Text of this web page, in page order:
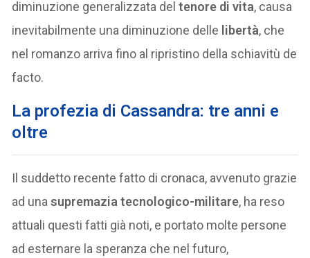
diminuzione generalizzata deltenore di vita, causa
inevitabilmente una diminuzione delle libertà, che
nel romanzo arriva fino al ripristino della schiavitù de
facto.
La profezia di Cassandra: tre anni e
oltre
Il suddetto recente fatto di cronaca, avvenuto grazie
ad unasupremazia tecnologico-militare, ha reso
attuali questi fatti già noti, e portato molte persone
ad esternare la speranza che nel futuro,